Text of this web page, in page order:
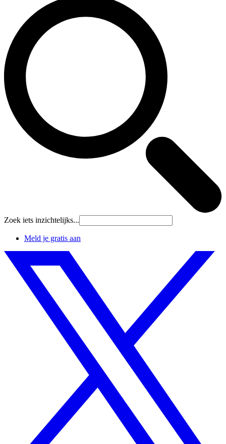
Zoek iets inzichtelijks...
Meld je gratis aan